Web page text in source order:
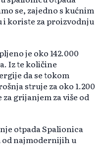
se, zajedno s kućnim
koriste za proizvodnju
je oko 142.000
Iz te količine
da se tokom
struje za oko 1.200
grijanjem za više od
otpada Spalionica
od najmodernijih u